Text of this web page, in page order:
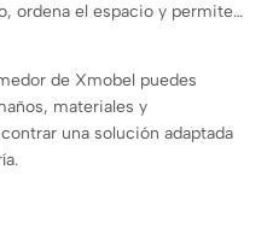
ordena el espacio y permite
de Xmobel puedes
materiales y
una solución adaptada